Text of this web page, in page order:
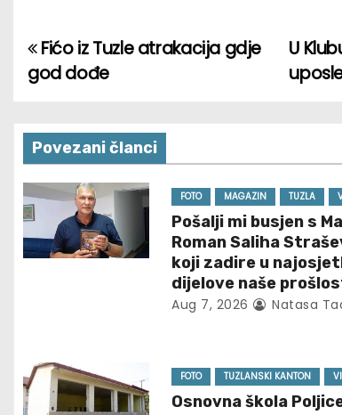
P
o
s
t
n
a
g
a
U
Fićo iz Tuzle atrakacija gdje
god dođe
Povezani članci
FOTO MAGAZIN TUZLA
Pošalji mi busjen s
Roman Saliha
koji zadire u
dijelove naše
Aug 7, 2026 Natasa
FOTO TUZLANSKI KANTON
Osnovna škola